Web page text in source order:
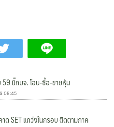
59 บิ๊กบจ. โอน-ซื้อ-ขายหุ้น
08:45
ด SET แกว่งในกรอบ ติดตามภาค